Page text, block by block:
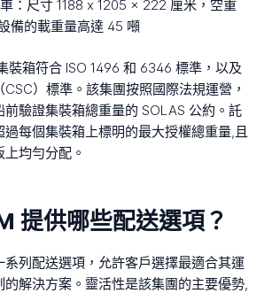
： 尺寸 1188 x 1205 x 222 厘米，空重
備的載重量高達 45 噸
裝箱符合 ISO 1496 和 6346 標準，以及
）標準。該集團按照國際法規運營，
驗證集裝箱總重量的 SOLAS 公約。託
每個集裝箱上標明的最大授權總重量,且
均勻分配。
提供哪些配送選項？
系列配送選項，允許客戶選擇最適合其運
解決方案。靈活性是該集團的主要優勢,